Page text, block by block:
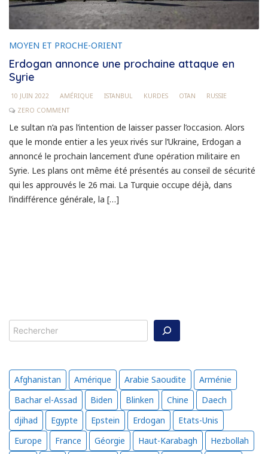
MOYEN ET PROCHE-ORIENT
Erdogan annonce une prochaine attaque en
Syrie
10 JUIN 2022 AMÉRIQUE ISTANBUL KURDES OTAN
RUSSIE
ZERO COMMENT
Le sultan n’a pas l’intention de laisser passer l’occasion. Alors
que le monde entier a les yeux rivés sur l’Ukraine, Erdogan a
annoncé le prochain lancement d’une opération militaire en
Syrie. Les plans ont même été présentés au conseil de sécurité
qui les approuvés le 26 mai. La Turquie occupe déjà, dans
l’indifférence générale, la […]
Rechercher
Afghanistan Amérique Arabie Saoudite
Arménie
Bachar el-Assad
Biden Blinken Chine
Daech
djihad
Egypte Epstein Erdogan
Etats-Unis
Europe
France Géorgie Haut-Karabagh
Hezbollah